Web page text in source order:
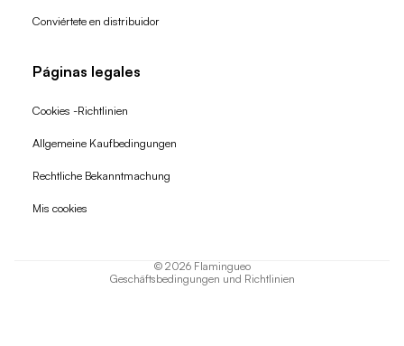
Conviértete en distribuidor
Páginas legales
Cookies -Richtlinien
Allgemeine Kaufbedingungen
Rechtliche Bekanntmachung
Mis cookies
© 2026 Flamingueo
Geschäftsbedingungen und Richtlinien
Widerrufsrecht